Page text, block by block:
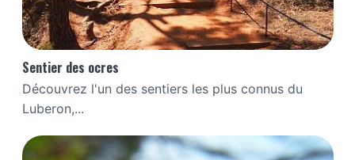
Sentier des ocres
Découvrez l'un des sentiers les plus connus du
Luberon,...